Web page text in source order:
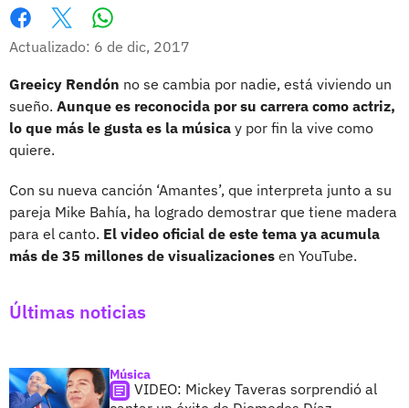
Facebook
X
Actualizado: 6 de dic, 2017
Greeicy Rendón no se cambia por nadie, está viviendo un
sueño. Aunque es reconocida por su carrera como actriz,
lo que más le gusta es la música y por fin la vive como
quiere.
Con su nueva canción ‘Amantes’, que interpreta junto a su
pareja Mike Bahía, ha logrado demostrar que tiene madera
para el canto. El video oficial de este tema ya acumula
más de 35 millones de visualizaciones en YouTube.
Últimas noticias
Música
VIDEO: Mickey Taveras sorprendió al